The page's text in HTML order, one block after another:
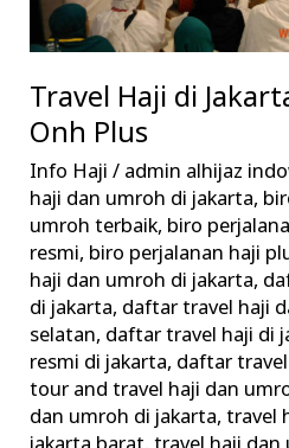
Travel Haji di
Onh Plus
Info Haji / admin alhijaz
haji dan umroh di jakarta,
umroh terbaik, biro
resmi, biro perjalanan haji
haji dan umroh di jakarta,
di jakarta, daftar travel haji
selatan, daftar travel haji di
resmi di jakarta, daftar
tour and travel haji dan
dan umroh di jakarta,travel
Onh
Plus